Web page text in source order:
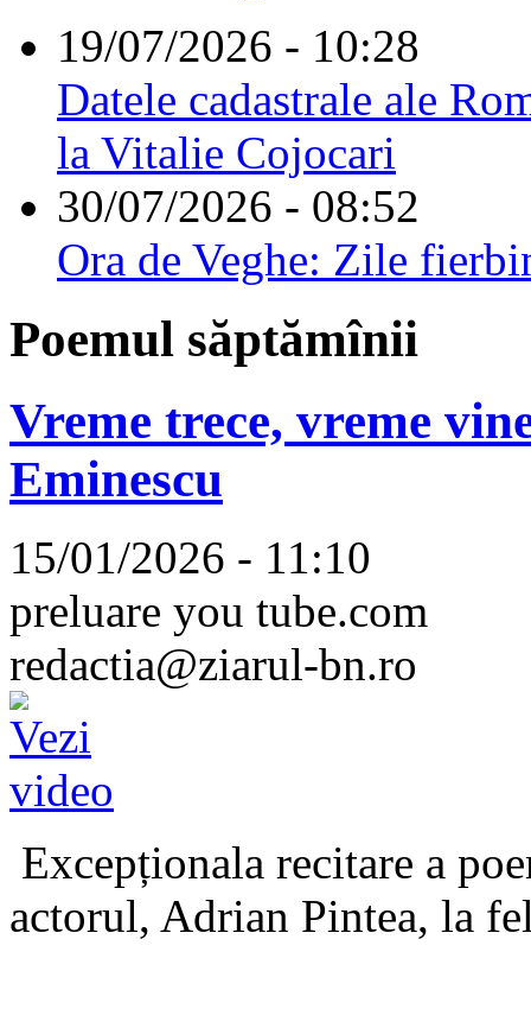
19/07/2026 - 10:28
Datele cadastrale ale
la Vitalie Cojocari
30/07/2026 - 08:52
Ora de Veghe: Zile
Poemul săptămînii
Vreme trece, vreme
Eminescu
15/01/2026 - 11:10
preluare you tube.com
redactia@ziarul-bn.ro
Excepționala recitare a
actorul, Adrian Pintea, la